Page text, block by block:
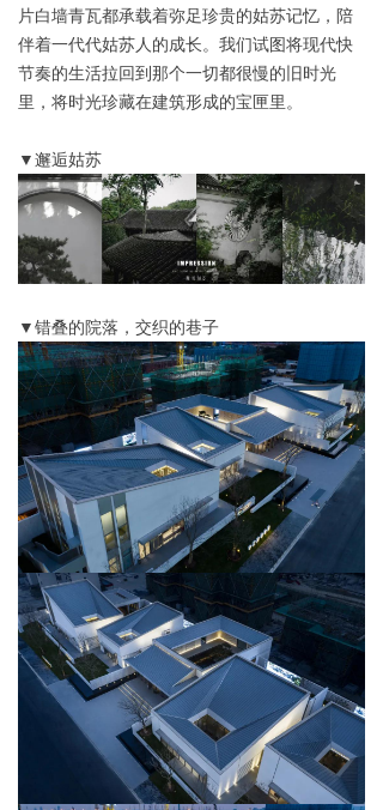
片白墙青瓦都承载着弥足珍贵的姑苏记忆，陪
伴着一代代姑苏人的成长。我们试图将现代快
节奏的生活拉回到那个一切都很慢的旧时光
里，将时光珍藏在建筑形成的宝匣里。
▼邂逅姑苏
▼错叠的院落，交织的巷子